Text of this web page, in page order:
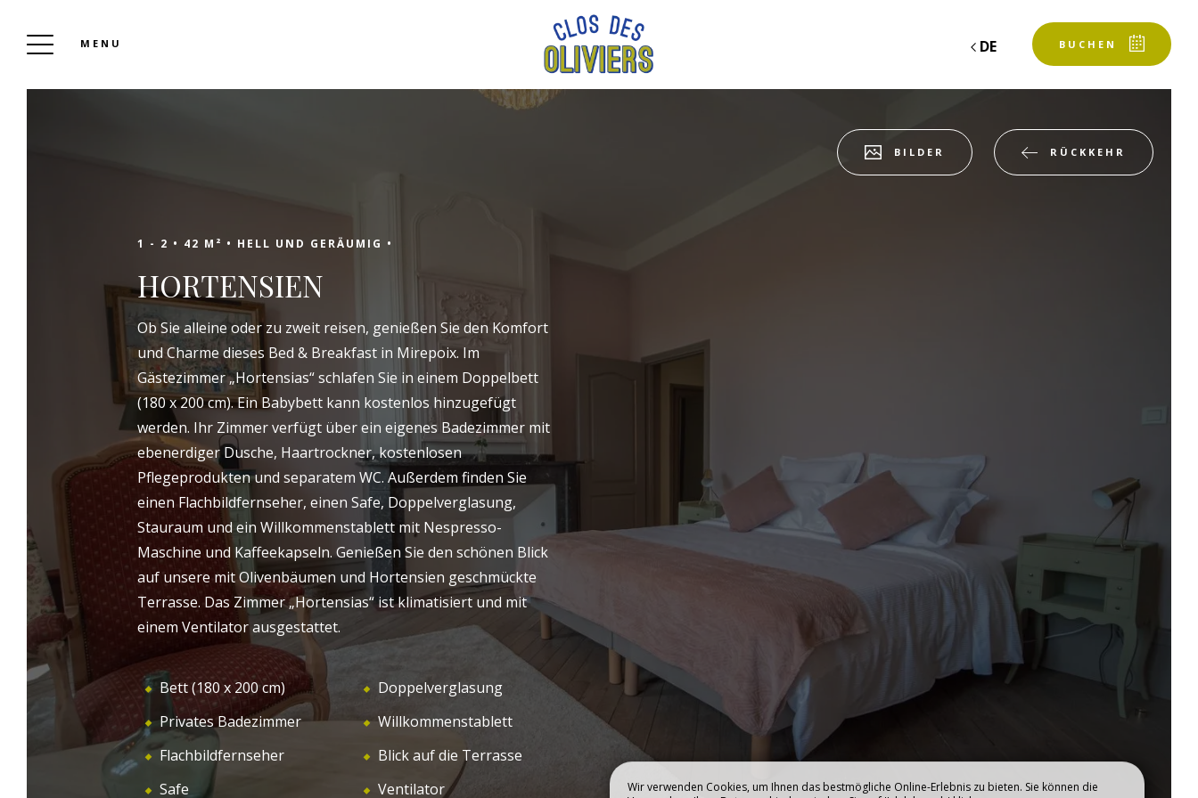
MENU BUCHEN
DE
HERZLICH
WILLKOMMEN
PRÄSENTATION
Buchen
Entdecken Sie in Mirepoix intramural, nur
wenige Schritte vom Stadtzentrum entfernt,
die Oase der Ruhe und Gelassenheit von Clos
des Oliviers. Dieses charmante Gästehaus in
Mirepoix empfängt Sie zu entspannenden
Zwischenstopps in einem seiner fünf
Zimmer, begleitet von erstklassigen
Dienstleistungen. Unsere Gästezimmer in
Mirepoix sind der ideale Ausgangspunkt, um
die Region zu erkunden!
BILDER RÜCKKEHR
1 - 2 • 42 M² • HELL UND GERÄUMIG •
HORTENSIEN
Ob Sie alleine oder zu zweit reisen, genießen Sie den Komfort
und Charme dieses Bed & Breakfast in Mirepoix. Im
Gästezimmer „Hortensias“ schlafen Sie in einem Doppelbett
(180 x 200 cm). Ein Babybett kann kostenlos hinzugefügt
werden. Ihr Zimmer verfügt über ein eigenes Badezimmer mit
ebenerdiger Dusche, Haartrockner, kostenlosen
Pflegeprodukten und separatem WC. Außerdem finden Sie
einen Flachbildfernseher, einen Safe, Doppelverglasung,
Stauraum und ein Willkommenstablett mit Nespresso-
Maschine und Kaffeekapseln. Genießen Sie den schönen Blick
auf unsere mit Olivenbäumen und Hortensien geschmückte
Terrasse. Das Zimmer „Hortensias“ ist klimatisiert und mit
einem Ventilator ausgestattet.
Bett (180 x 200 cm)
Privates Badezimmer
Flachbildfernseher
Safe
Doppelverglasung
Willkommenstablett
Blick auf die Terrasse
Ventilator
Wir verwenden Cookies, um Ihnen das bestmögliche Online-Erlebnis zu bieten. Sie können die